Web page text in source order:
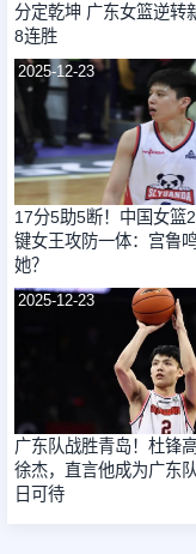
分定乾坤 广东女篮逆转
8连胜
2025-12-23
17分5助5断！中国女篮
键女王攻防一体：宫鲁
她？
2025-12-23
广东队战胜青岛！杜锋
徐杰，直言他成为广东队
日可待